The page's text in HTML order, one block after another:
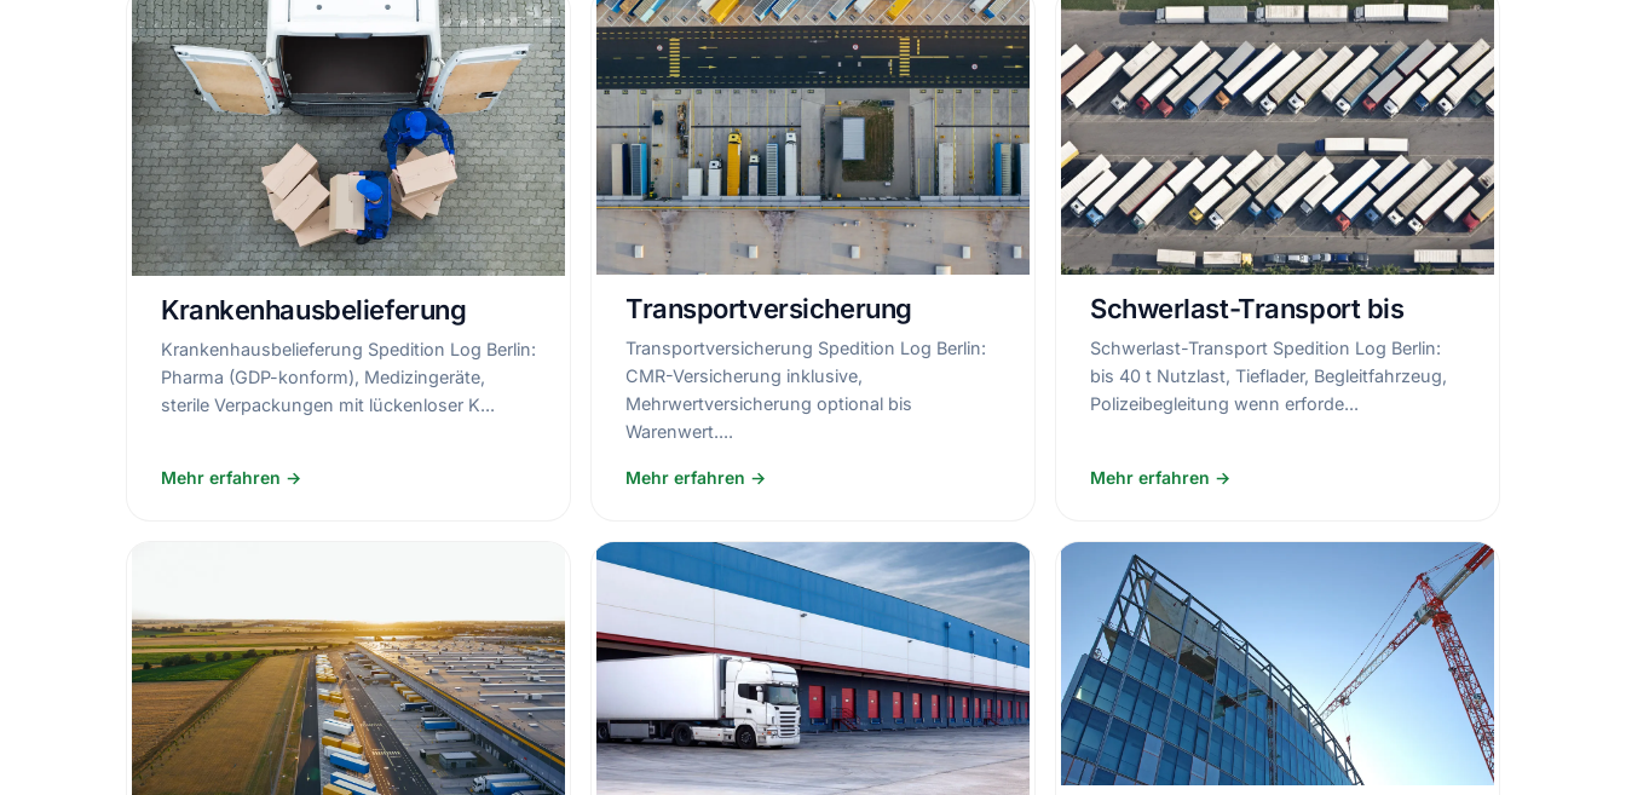
Krankenhausbelieferung
Krankenhausbelieferung Spedition Log Berlin:
Pharma (GDP-konform), Medizingeräte,
sterile Verpackungen mit lückenloser K...
Mehr erfahren →
Transportversicherung
Transportversicherung Spedition Log Berlin:
CMR-Versicherung inklusive,
Mehrwertversicherung optional bis
Warenwert....
Mehr erfahren →
Schwerlast-Transport bis
Schwerlast-Transport Spedition Log Berlin:
bis 40 t Nutzlast, Tieflader, Begleitfahrzeug,
Polizeibegleitung wenn erforde...
Mehr erfahren →